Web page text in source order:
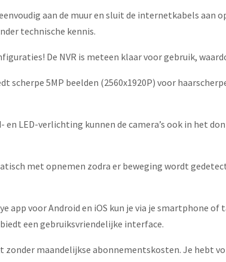
aan de muur en sluit de internetkabels aan
technische kennis.
De NVR is meteen klaar voor gebruik,
scherpe 5MP beelden (2560x1920P) voor
en LED-verlichting kunnen de camera’s ook in het
met opnemen zodra er beweging wordt
app voor Android en iOS kun je via je smartphone
een gebruiksvriendelijke interface.
zonder maandelijkse abonnementskosten. Je hebt